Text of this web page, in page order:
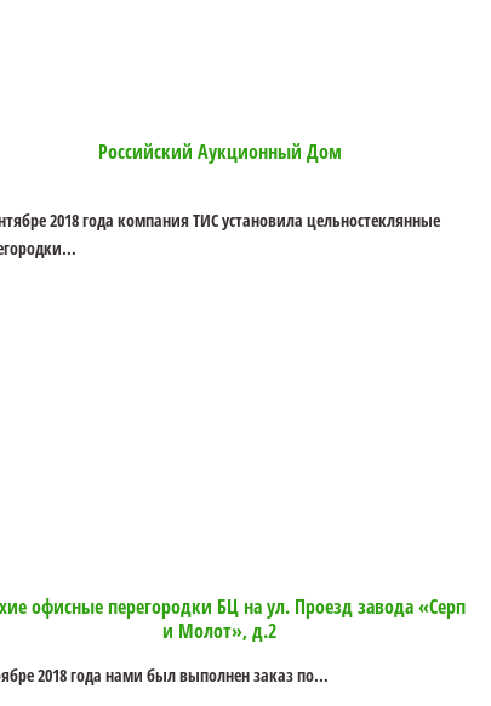
Российский Аукционный Дом
2018 года компания ТИС установила цельностеклянные
офисные перегородки БЦ на ул. Проезд завода «Серп
и Молот», д.2
2018 года нами был выполнен заказ по...